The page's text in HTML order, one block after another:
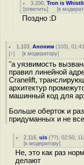
3.200 ,Tron is
[ответить] [к
Поздно :D
1.103 ,Аноним (103),
[↑] [к модератору]
"а уязвимость
правил линейной
Cranelift,
архитектур
машинный код для
Больше оберток и
придуманных и не
2.116 ,uis (??), 02:50,
[к модератору]
Не, это как раз
делают